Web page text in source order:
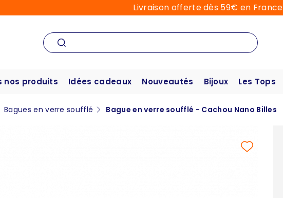
Livraison offerte dès 59€ en France
nos produits Idées cadeaux Nouveautés Bijoux Les Tops
Bagues en verre soufflé Bague en verre soufflé - Cachou Nano Billes